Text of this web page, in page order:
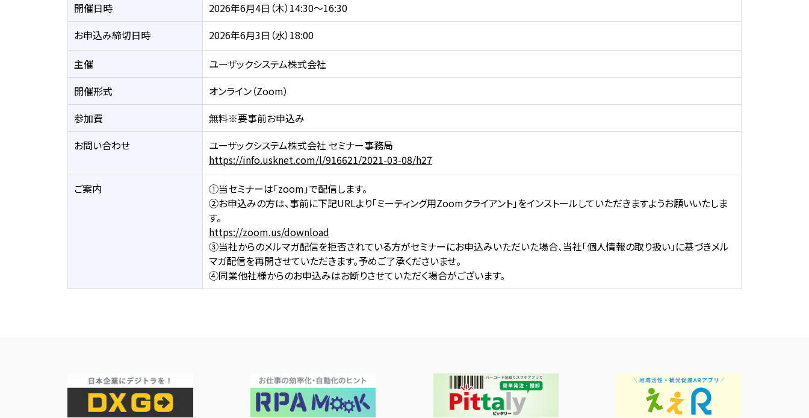
開催日時
2026年6月4日（木）14:30～16:30
お申込み締切日時
2026年6月3日（水）18:00
主催
ユーザックシステム株式会社
開催形式
オンライン（Zoom）
参加費
無料※要事前お申込み
お問い合わせ
ユーザックシステム株式会社 セミナー事務局
https://info.usknet.com/l/916621/2021-03-08/h27
ご案内
①当セミナーは「zoom」で配信します。
②お申込みの方は、事前に下記URLより「ミーティング用Zoomクライアント」をインストールしていただきますようお願いいたしま
す。
https://zoom.us/download
③当社からのメルマガ配信を拒否されている方がセミナーにお申込みいただいた場合、当社「個人情報の取り扱い」に基づきメル
マガ配信を再開させていただきます。予めご了承くださいませ。
④同業他社様からのお申込みはお断りさせていただく場合がございます。